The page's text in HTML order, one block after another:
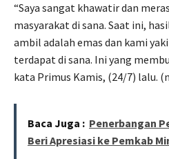
“Saya sangat khawatir dan
masyarakat di sana. Saat ini,
ambil adalah emas dan kami
terdapat di sana. Ini yang
kata Primus Kamis, (24/7) lalu.
Baca Juga : Penerbangan
Beri Apresiasi ke Pemkab